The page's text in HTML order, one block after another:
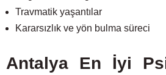
Travmatik yaşantılar
Kararsızlık ve yön bulma süreci
Antalya En İyi